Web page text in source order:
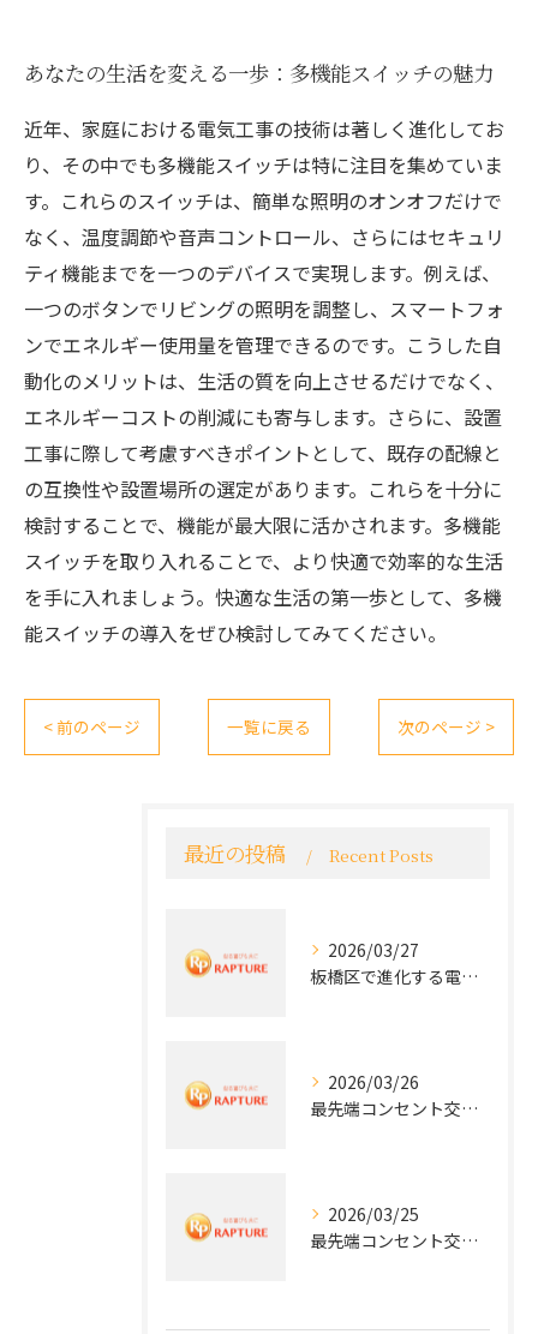
あなたの生活を変える一歩：多機能スイッチの魅力
近年、家庭における電気工事の技術は著しく進化してお
り、その中でも多機能スイッチは特に注目を集めていま
す。これらのスイッチは、簡単な照明のオンオフだけで
なく、温度調節や音声コントロール、さらにはセキュリ
ティ機能までを一つのデバイスで実現します。例えば、
一つのボタンでリビングの照明を調整し、スマートフォ
ンでエネルギー使用量を管理できるのです。こうした自
動化のメリットは、生活の質を向上させるだけでなく、
エネルギーコストの削減にも寄与します。さらに、設置
工事に際して考慮すべきポイントとして、既存の配線と
の互換性や設置場所の選定があります。これらを十分に
検討することで、機能が最大限に活かされます。多機能
スイッチを取り入れることで、より快適で効率的な生活
を手に入れましょう。快適な生活の第一歩として、多機
能スイッチの導入をぜひ検討してみてください。
< 前のページ 一覧に戻る 次のページ >
最近の投稿 Recent Posts
2026/03/27
板橋区で進化する電気工事と最新コンセント交換技術
2026/03/26
最先端コンセント交換で快適な生活を実現する電気工事の技術
2026/03/25
最先端コンセント交換で実現する安全と快適な住環境